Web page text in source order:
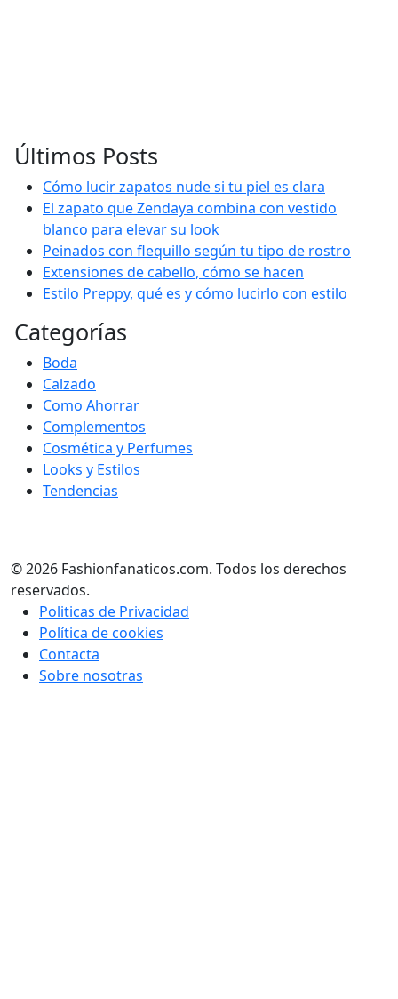
Últimos Posts
Cómo lucir zapatos nude si tu piel es clara
El zapato que Zendaya combina con vestido
blanco para elevar su look
Peinados con flequillo según tu tipo de rostro
Extensiones de cabello, cómo se hacen
Estilo Preppy, qué es y cómo lucirlo con estilo
Categorías
Boda
Calzado
Como Ahorrar
Complementos
Cosmética y Perfumes
Looks y Estilos
Tendencias
© 2026 Fashionfanaticos.com. Todos los derechos
reservados.
Politicas de Privacidad
Política de cookies
Contacta
Sobre nosotras